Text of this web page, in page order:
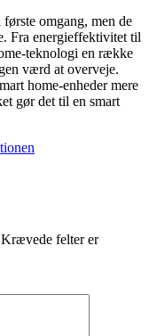
omgang, men de
Fra energieffektivitet til
teknologi en række
værd at overveje.
home-enheder mere
gør det til en smart
Krævede felter er